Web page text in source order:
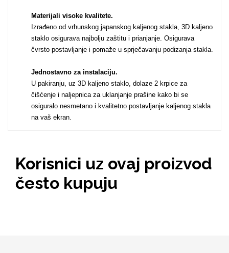
Materijali visoke kvalitete.
Izrađeno od vrhunskog japanskog kaljenog stakla, 3D kaljeno
staklo osigurava najbolju zaštitu i prianjanje. Osigurava
čvrsto postavljanje i pomaže u sprječavanju podizanja stakla.
Jednostavno za instalaciju.
U pakiranju, uz 3D kaljeno staklo, dolaze 2 krpice za
čišćenje i naljepnica za uklanjanje prašine kako bi se
osiguralo nesmetano i kvalitetno postavljanje kaljenog stakla
na vaš ekran.
Korisnici uz ovaj proizvod
često kupuju
MarbleMania